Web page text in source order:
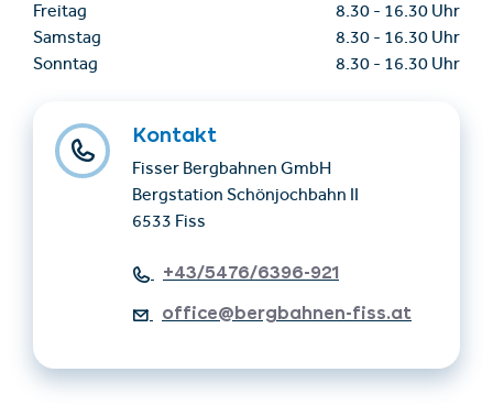
Freitag
8.30 - 16.30 Uhr
Samstag
8.30 - 16.30 Uhr
Sonntag
8.30 - 16.30 Uhr
Kontakt
Fisser Bergbahnen GmbH
Bergstation Schönjochbahn II
6533 Fiss
+43/5476/6396-921
office@bergbahnen-fiss.at